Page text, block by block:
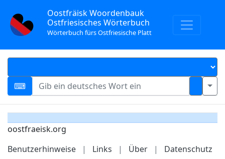
Oostfräisk Woordenbauk
Ostfriesisches Wörterbuch
Wörterbuch fürs Ostfriesische Platt
oostfraeisk.org
Benutzerhinweise
| Links | Über | Datenschutz